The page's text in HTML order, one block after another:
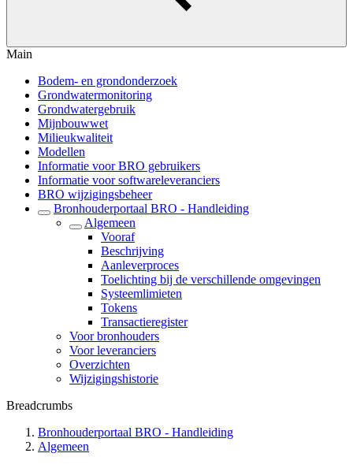
Main
Bodem- en grondonderzoek
Grondwatermonitoring
Grondwatergebruik
Mijnbouwwet
Milieukwaliteit
Modellen
Informatie voor BRO gebruikers
Informatie voor softwareleveranciers
BRO wijzigingsbeheer
Bronhouderportaal BRO - Handleiding
Algemeen
Vooraf
Beschrijving
Aanleverproces
Toelichting bij de verschillende omgevingen
Systeemlimieten
Tokens
Transactieregister
Voor bronhouders
Voor leveranciers
Overzichten
Wijzigingshistorie
Breadcrumbs
Bronhouderportaal BRO - Handleiding
Algemeen